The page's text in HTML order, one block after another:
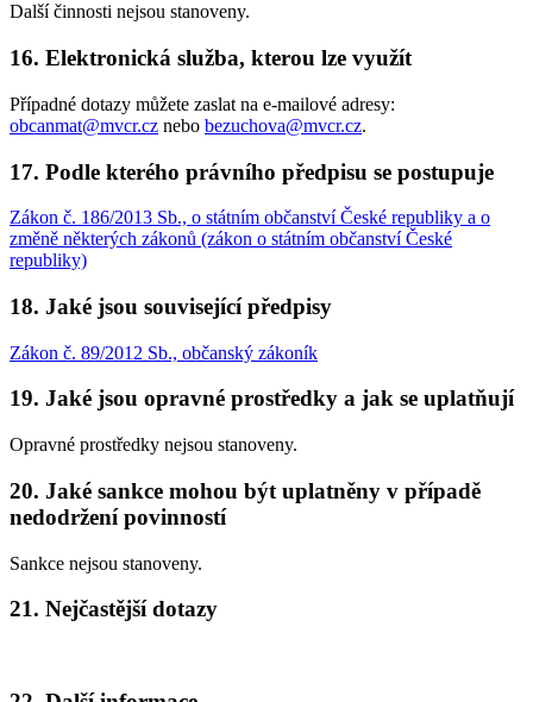
Další činnosti nejsou stanoveny.
16. Elektronická služba, kterou lze využít
Případné dotazy můžete zaslat na e-mailové adresy:
obcanmat@mvcr.cz nebo bezuchova@mvcr.cz.
17. Podle kterého právního předpisu se postupuje
Zákon č. 186/2013 Sb., o státním občanství České republiky a o
změně některých zákonů (zákon o státním občanství České
republiky)
18. Jaké jsou související předpisy
Zákon č. 89/2012 Sb., občanský zákoník
19. Jaké jsou opravné prostředky a jak se uplatňují
Opravné prostředky nejsou stanoveny.
20. Jaké sankce mohou být uplatněny v případě
nedodržení povinností
Sankce nejsou stanoveny.
21. Nejčastější dotazy